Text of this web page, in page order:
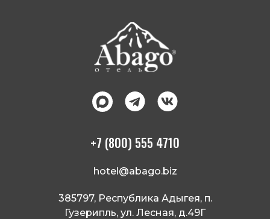
+7 (800) 555 4710
hotel@abago.biz
385797, Республика Адыгея, п.
Гузерипль, ул. Лесная, д.49Г